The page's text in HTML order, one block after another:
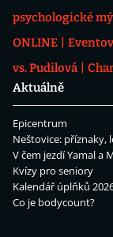
psychologické
ONLINE
vs. Pudilová
Aktuálně
Epicentrum
Neštovice: příznaky,
V čem jezdí Yamal a
Kvízy pro seniory
Kalendář úplňků
Co je bodycount?